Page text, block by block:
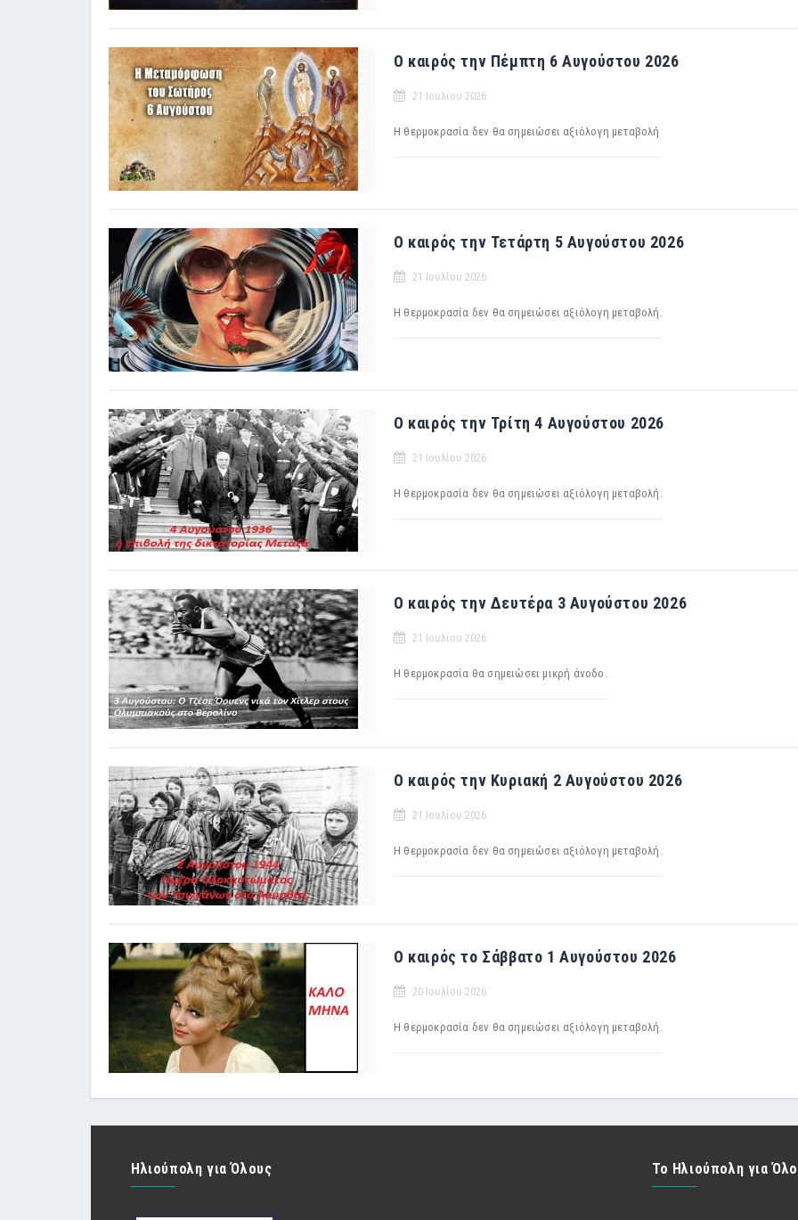
Ο καιρός την Πέμπτη 6 Αυγούστου 2026
21 Ιουλίου 2026
H θερμοκρασία δεν θα σημειώσει αξιόλογη μεταβολή
Ο καιρός την Τετάρτη 5 Αυγούστου 2026
21 Ιουλίου 2026
Η θερμοκρασία δεν θα σημειώσει αξιόλογη μεταβολή.
Ο καιρός την Τρίτη 4 Αυγούστου 2026
21 Ιουλίου 2026
Η θερμοκρασία δεν θα σημειώσει αξιόλογη μεταβολή.
Ο καιρός την Δευτέρα 3 Αυγούστου 2026
21 Ιουλίου 2026
Η θερμοκρασία θα σημειώσει μικρή άνοδο.
Ο καιρός την Κυριακή 2 Αυγούστου 2026
21 Ιουλίου 2026
Η θερμοκρασία δεν θα σημειώσει αξιόλογη μεταβολή.
Ο καιρός το Σάββατο 1 Αυγούστου 2026
20 Ιουλίου 2026
Η θερμοκρασία δεν θα σημειώσει αξιόλογη μεταβολή.
Ηλιούπολη για Όλους Το Ηλιούπολη για